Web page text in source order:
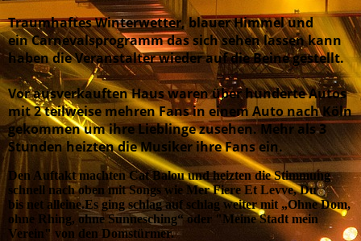
Traumhaftes Winterwetter, blauer Himmel und
ein Carnevalsprogramm das sich sehen lassen kann
haben die Veranstalter wieder auf die Beine gestellt.
Vor ausverkauften Haus waren über hunderte Autos
mit 2 teilweise mehren Fans in einem Auto nach Köln
gekommen um ihre Lieblinge zusehen. Mehr als 3
Stunden heizten die Musiker ihre Fans ein.
Den Auftakt machten Cat Balou und heizten die Stimmung
schnell nach oben mit Songs wie Mer Fiere Et Levve, Du
bis net alleine.Es ging schlag auf schlag weiter mit „Ohne Dom,
ohne Rhing, ohne Sunnesching“ oder "Meine Stadt mein
Verein" von den Domstürmer.